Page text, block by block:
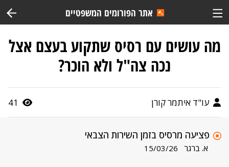
אתר הפורומים המשפטיים
מה עושים עם רסיס שתקוע בעצם אצל
נכה צה"ל ולא הוכר?
עו"ד איתמר קורן 41
פציעה מרסיס בזמן השירות הצבאי
א. ברגר 15/03/26